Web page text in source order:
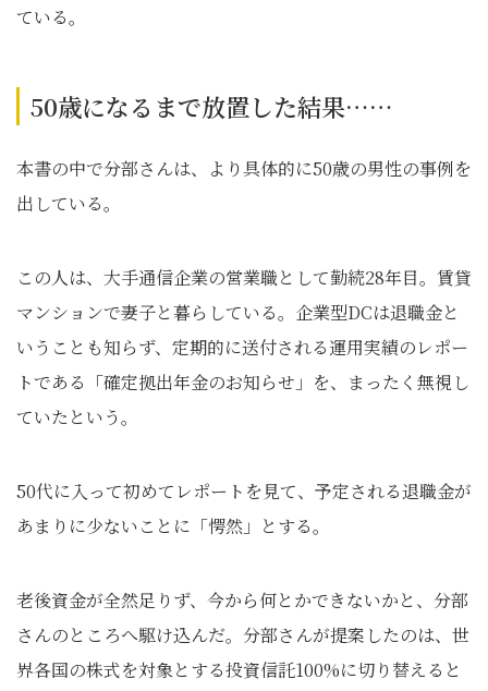
ている。
50歳になるまで放置した結果……
本書の中で分部さんは、より具体的に50歳の男性の事例を
出している。
この人は、大手通信企業の営業職として勤続28年目。賃貸
マンションで妻子と暮らしている。企業型DCは退職金と
いうことも知らず、定期的に送付される運用実績のレポー
トである「確定拠出年金のお知らせ」を、まったく無視し
ていたという。
50代に入って初めてレポートを見て、予定される退職金が
あまりに少ないことに「愕然」とする。
老後資金が全然足りず、今から何とかできないかと、分部
さんのところへ駆け込んだ。分部さんが提案したのは、世
界各国の株式を対象とする投資信託100%に切り替えると